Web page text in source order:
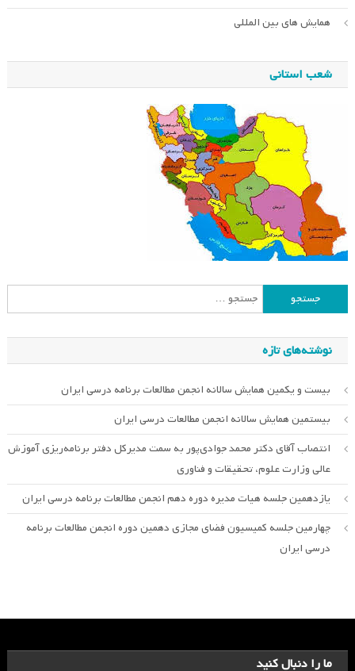
همایش های بین المللی
شعب استانی
جستجو
برای:
نوشته‌های تازه
بیست و یکمین همایش سالانه انجمن مطالعات برنامه درسی ایران
بیستمین همایش سالانه انجمن مطالعات درسی ایران
انتصاب آقای دکتر محمد جوادی‌پور به سمت مدیرکل دفتر برنامه‌ریزی آموزش
عالی وزارت علوم، تحقیقات و فناوری
یازدهمین جلسه هیات مدیره دوره دهم انجمن مطالعات برنامه درسی ایران
چهارمین جلسه کمیسیون فضای مجازی دهمین دوره انجمن مطالعات برنامه
درسی ایران
ما را دنبال کنید